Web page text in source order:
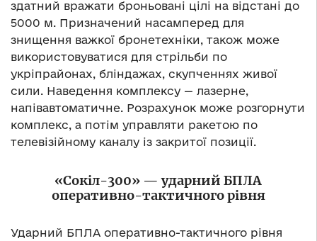
здатний вражати броньовані цілі на відстані до
5000 м. Призначений насамперед для
знищення важкої бронетехніки, також може
використовуватися для стрільби по
укріпрайонах, бліндажах, скупченнях живої
сили. Наведення комплексу — лазерне,
напівавтоматичне. Розрахунок може розгорнути
комплекс, а потім управляти ракетою по
телевізійному каналу із закритої позиції.
«Сокіл-300» — ударний БПЛА
оперативно-тактичного рівня
Ударний БПЛА оперативно-тактичного рівня